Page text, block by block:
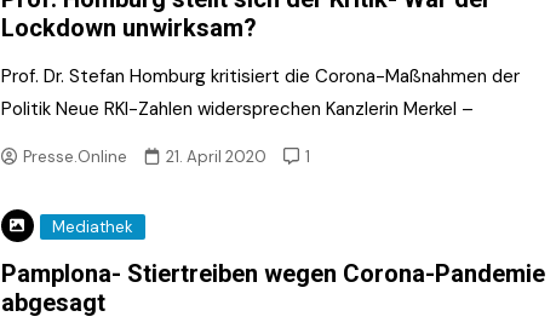
Lockdown unwirksam?
Prof. Dr. Stefan Homburg kritisiert die Corona-Maßnahmen der
Politik Neue RKI-Zahlen widersprechen Kanzlerin Merkel –
Presse.Online 21. April 2020 1
Mediathek
Pamplona- Stiertreiben wegen Corona-Pandemie
abgesagt